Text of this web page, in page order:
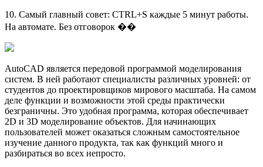
10. Самый главный совет: CTRL+S каждые 5 минут работы.
На автомате. Без отговорок ��
AutoCAD является передовой программой моделирования
систем. В ней работают специалисты различных уровней: от
студентов до проектировщиков мирового масштаба. На самом
деле функции и возможности этой среды практически
безграничны. Это удобная программа, которая обеспечивает
2D и 3D моделирование объектов. Для начинающих
пользователей может оказаться сложным самостоятельное
изучение данного продукта, так как функций много и
разбираться во всех непросто.